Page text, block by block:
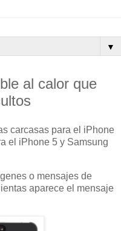
▼
al calor que
carcasas para el iPhone
el iPhone 5 y Samsung
o mensajes de
aparece el mensaje